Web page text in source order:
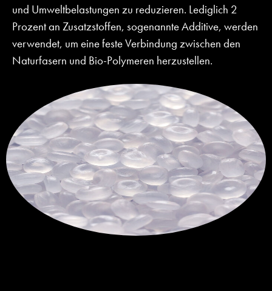
und Umweltbelastungen zu reduzieren. Lediglich 2
Prozent an Zusatzstoffen, sogenannte Additive, werden
verwendet, um eine feste Verbindung zwischen den
Naturfasern und Bio-Polymeren herzustellen.